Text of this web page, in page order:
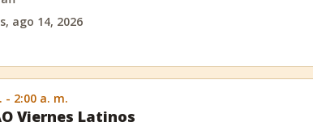
ago 14, 2026
- 2:00 a. m.
Viernes Latinos